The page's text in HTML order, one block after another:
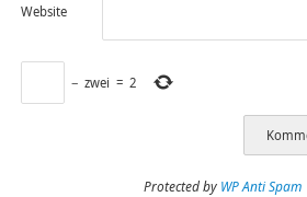
Website
− zwei = 2
Protected by WP Anti Spam